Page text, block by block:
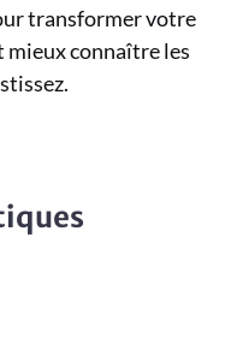
transformer votre
mieux connaître les